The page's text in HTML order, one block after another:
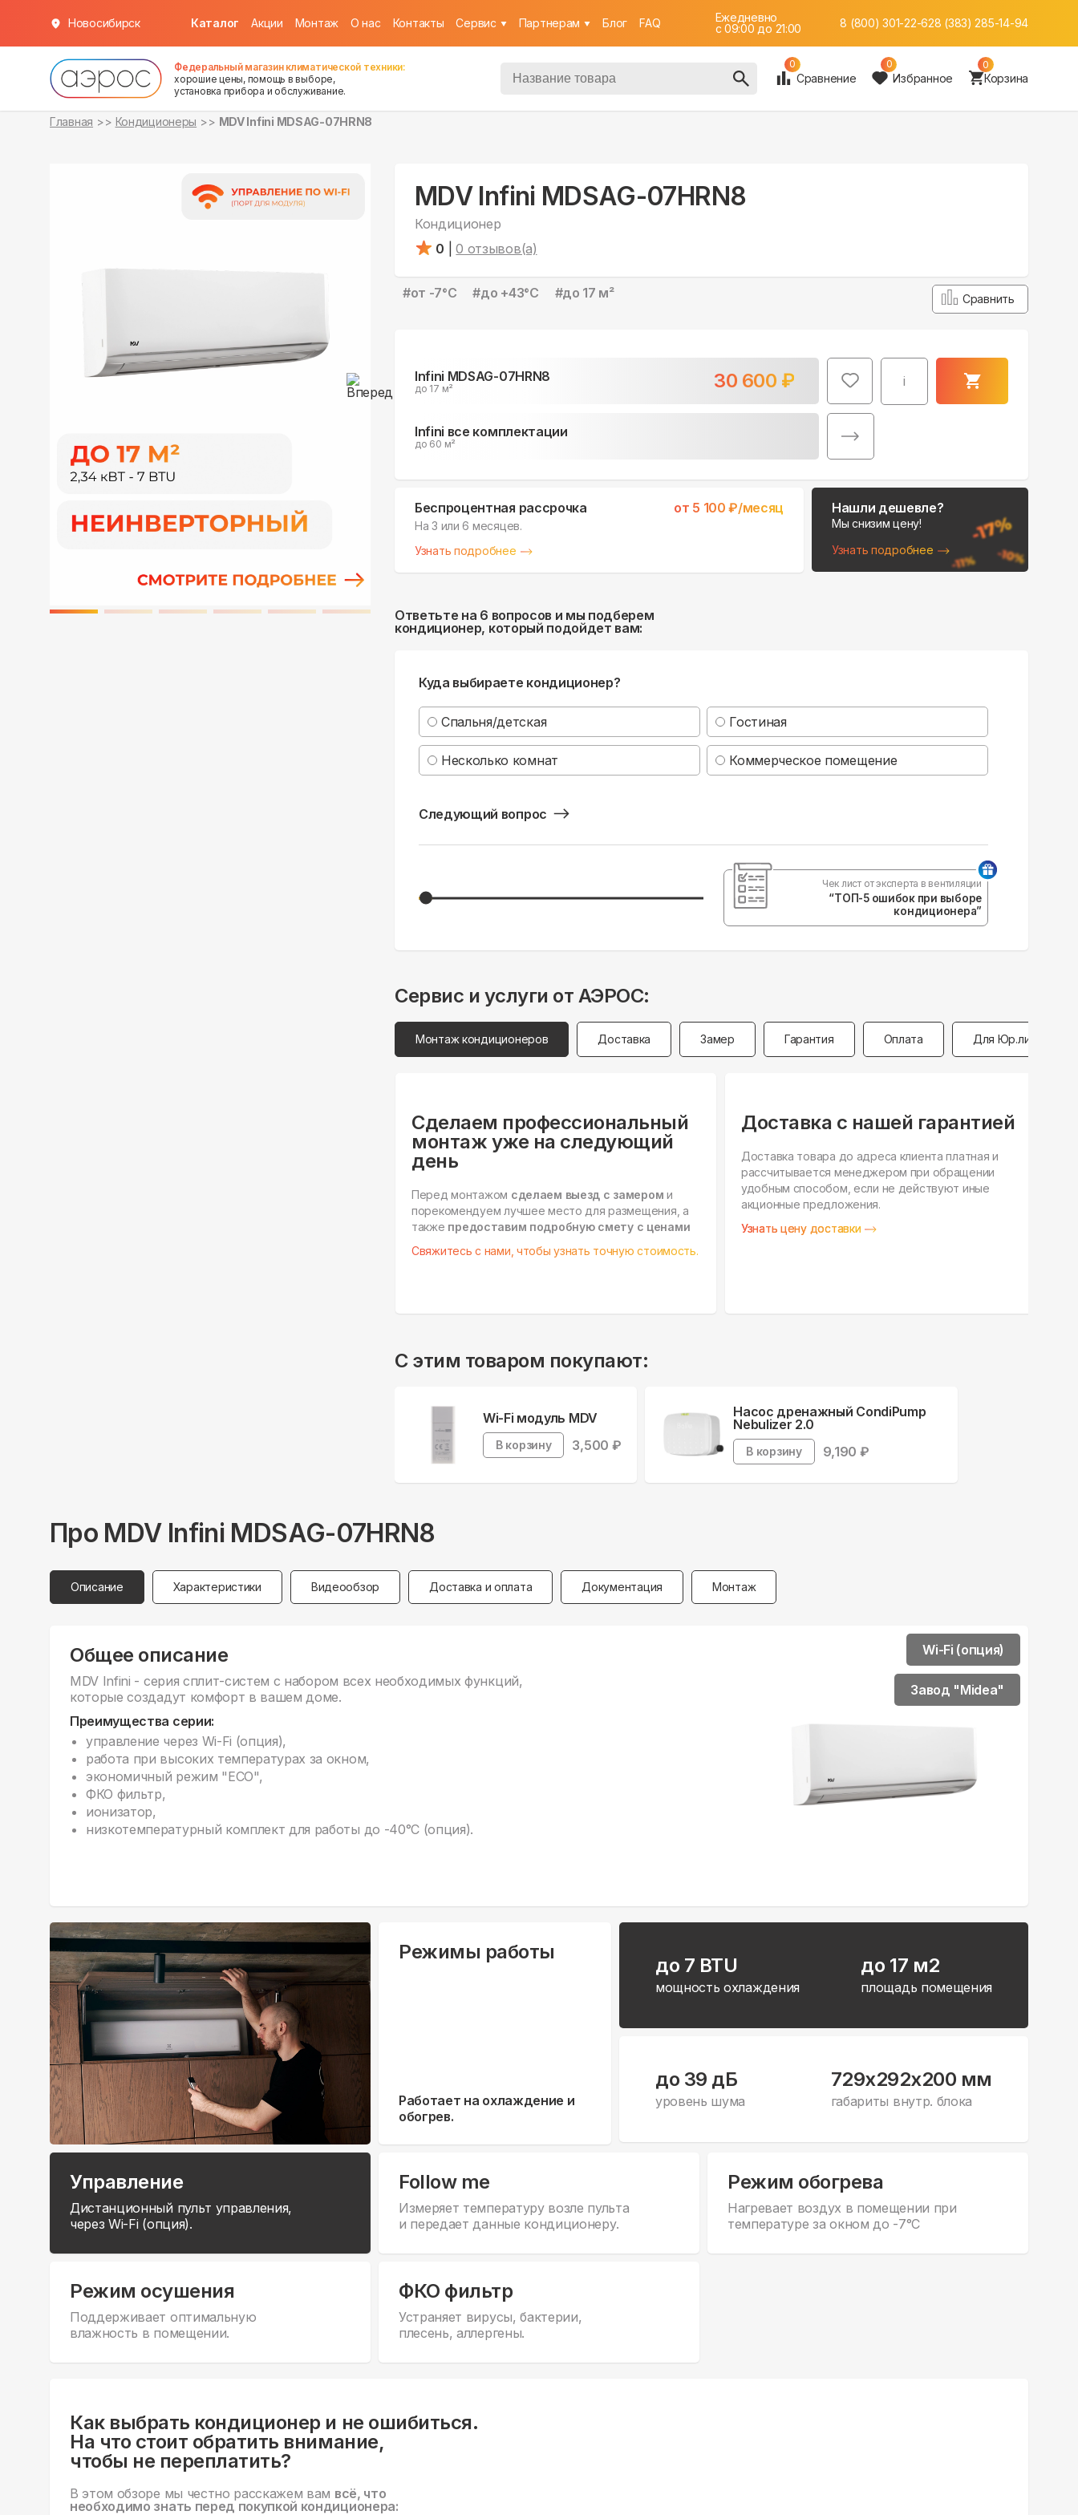
Новосибирск Каталог Акции Монтаж О нас Контакты Cервис Партнерам Блог FAQ
Ежедневно
c 09:00 до 21:00
8 (800) 301-22-628 (383) 285-14-94
Федеральный магазин климатической техники:
хорошие цены, помощь в выборе,
установка прибора и обслуживание.
0
Сравнение
0
Избранное
0
Корзина
Главная Кондиционеры MDV Infini MDSAG-07HRN8
MDV Infini MDSAG-07HRN8
Кондиционер
0
0 отзывов(а)
#от -7°С #до +43°С #до 17 м² Сравнить
Infini MDSAG-07HRN8
до 17 м² 30 600 ₽ i
в наличии
Infini все комплектации
до 60 м²
в наличии
Беспроцентная рассрочка от 5 100 ₽/месяц
На 3 или 6 месяцев.
Узнать подробнее
Нашли дешевле?
Мы снизим цену!
Узнать подробнее
Ответьте на 6 вопросов и мы подберем
кондиционер, который подойдет вам:
Куда выбираете кондиционер?
Спальня/детская Гостиная
Несколько комнат Коммерческое помещение
Следующий вопрос
Чек лист от эксперта в вентиляции
“ТОП-5 ошибок при выборе
кондиционера”
Сервис и услуги от АЭРОС:
Монтаж кондиционеров Доставка Замер Гарантия Оплата Для Юр.лиц
Сделаем профессиональный
монтаж уже на следующий
день
Перед монтажом сделаем выезд с замером и
порекомендуем лучшее место для размещения, а
также предоставим подробную смету с ценами
Свяжитесь с нами, чтобы узнать точную стоимость.
Доставка с нашей гарантией
Доставка товара до адреса клиента платная и
рассчитывается менеджером при обращении
удобным способом, если не действуют иные
акционные предложения.
Узнать цену доставки
С этим товаром покупают:
Wi-Fi модуль MDV
В корзину 3,500 ₽
Насос дренажный CondiPump
Nebulizer 2.0
В корзину 9,190 ₽
Про MDV Infini MDSAG-07HRN8
Описание Характеристики Видеообзор Доставка и оплата Документация Монтаж
Общее описание
MDV Infini - серия сплит-систем с набором всех необходимых функций,
которые создадут комфорт в вашем доме.
Преимущества серии:
управление через Wi-Fi (опция),
работа при высоких температурах за окном,
экономичный режим "ECO",
ФКО фильтр,
ионизатор,
низкотемпературный комплект для работы до -40°С (опция).
Wi-Fi (опция)
Завод "Midea"
Режимы работы
Работает на охлаждение и
обогрев.
до 7 BTU
мощность охлаждения
до 17 м2
площадь помещения
до 39 дБ
уровень шума
729x292x200 мм
габариты внутр. блока
Управление
Дистанционный пульт управления,
через Wi-Fi (опция).
Follow me
Измеряет температуру возле пульта
и передает данные кондиционеру.
Режим обогрева
Нагревает воздух в помещении при
температуре за окном до -7°С
Режим осушения
Поддерживает оптимальную
влажность в помещении.
ФКО фильтр
Устраняет вирусы, бактерии,
плесень, аллергены.
Как выбрать кондиционер и не ошибиться.
На что стоит обратить внимание,
чтобы не переплатить?
В этом обзоре мы честно расскажем вам всё, что
необходимо знать перед покупкой кондиционера: